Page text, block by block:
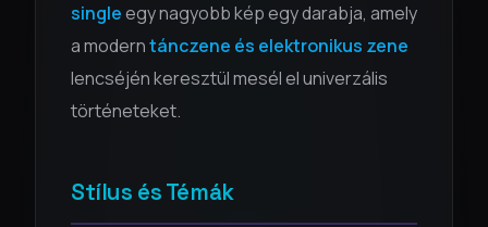
singleegy nagyobb kép egy darabja, amely
a moderntánczene és elektronikus zene
lencséjén keresztül mesél el univerzális
történeteket.
Stílus és Témák